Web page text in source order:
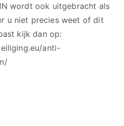
wordt ook uitgebracht als
u niet precies weet of dit
kijk dan op:
anti-